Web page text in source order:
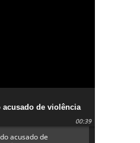
acusado de violência
a prefeita Lucinha
00:39
acusado de